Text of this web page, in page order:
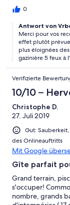
juste pour appeler
0
Antwort von
Merci pour vos
effet plutôt
plus éloignées
gazinière 5 feux à
Verifizierte
10/10 –
Christophe D.
27. Juli 2019
Gut:
des Onlineauftritts
Mit Google
Gîte parfait
Grand terrain,
s'occuper!
nombre, grands